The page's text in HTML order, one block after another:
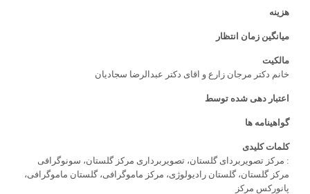
هزینه
میانگین زمان انتظار
مالکیت
خانم دکتر مرجان زارع و اقای دکتر عبدالرضا سجادیان
اعتبار دهی شده توسط
گواهینامه ها
کلمات کلیدی
: مرکز تصویربردای گلستان، تصویربرداری مرکز گلستان، سونوگرافی
مرکز گلستان، گلستان رادیولوژی، مرکز ماموگرافی، گلستان ماموگرافی،
پانورکس مرکز